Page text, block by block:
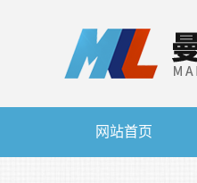
网站首页